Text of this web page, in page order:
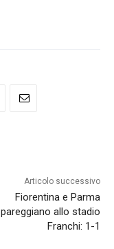
Articolo successivo
Fiorentina e Parma
pareggiano allo stadio
Franchi: 1-1